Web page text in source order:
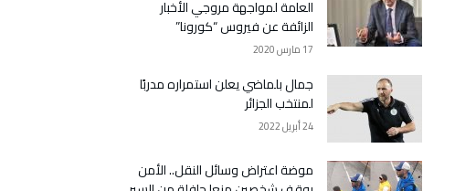
العامة لمواجهة مروجي الأخبار
الزائفة عن فيروس “كورونا”
17 مارس 2020
جمال بلماضي يعلن استمراره مدربًا
لمنتخب الجزائر
24 أبريل 2022
موضة اعتراض وسائل النقل.. الأمن